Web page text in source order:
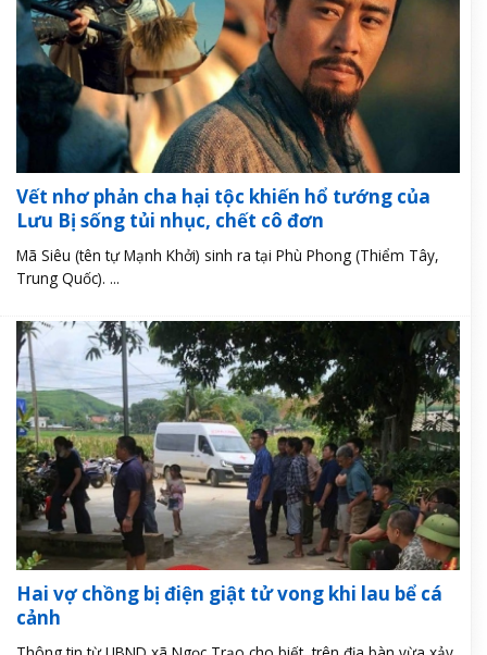
Vết nhơ phản cha hại tộc khiến hổ tướng của
Lưu Bị sống tủi nhục, chết cô đơn
Mã Siêu (tên tự Mạnh Khởi) sinh ra tại Phù Phong (Thiểm Tây,
Trung Quốc). ...
Hai vợ chồng bị điện giật tử vong khi lau bể cá
cảnh